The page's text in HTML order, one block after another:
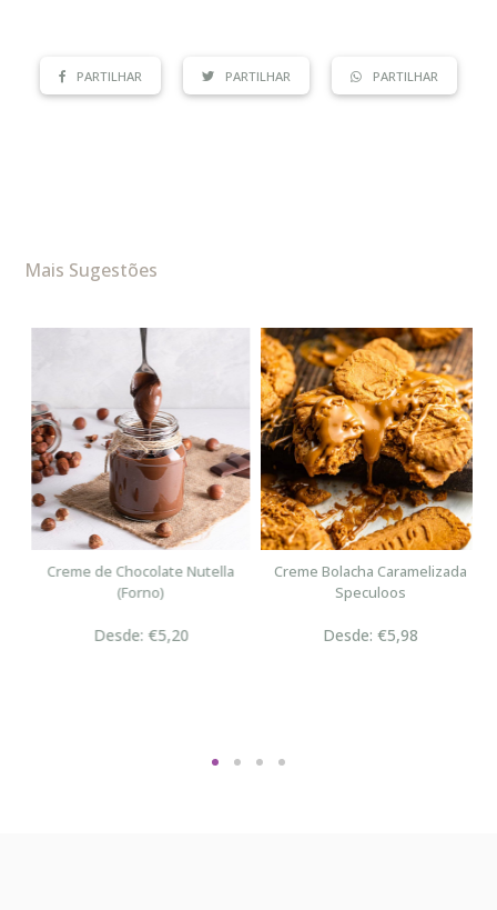
PARTILHAR PARTILHAR PARTILHAR
Mais Sugestões
Creme de Chocolate Nutella
(Forno)
Desde: €5,20
Creme Bolacha Caramelizada
Speculoos
Desde: €5,98